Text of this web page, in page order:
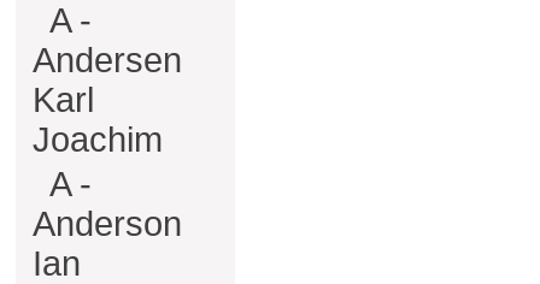
A -
Andersen
Karl
Joachim
A -
Anderson
Ian